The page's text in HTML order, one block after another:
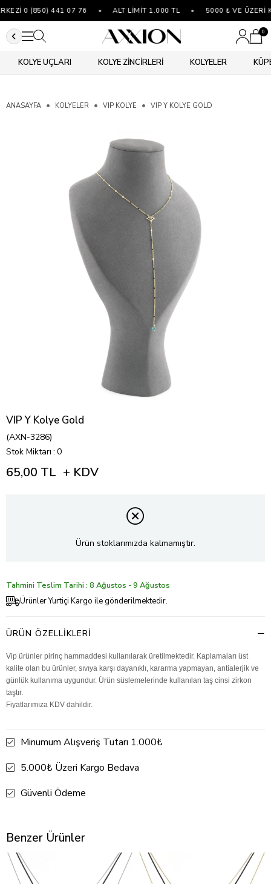
0 (850) 441 07 76 ALT LİMİT 1.000 TL 5000 ₺ VE ÜZERİ
0
KOLYE UÇLARI KOLYE ZİNCİRLERİ KOLYELER
ANASAYFA KOLYELER VIP KOLYE VIP Y KOLYE GOLD
VIP Y Kolye Gold
(AXN-3286)
Stok Miktarı : 0
65,00 TL + KDV
Ürün stoklarımızda kalmamıştır.
Tahmini Teslim Tarihi : 8 Ağustos - 9 Ağustos
Ürünler Yurtiçi Kargo ile gönderilmektedir.
ÜRÜN ÖZELLIKLERI
Vip ürünler pirinç hammaddesi kullanılarak üretilmektedir. Kaplamaları üst
kalite olan bu ürünler, sıvıya karşı dayanıklı, kararma yapmayan, antialerjik ve
günlük kullanıma uygundur. Ürün süslemelerinde kullanılan taş cinsi zirkon
taştır.
Fiyatlarımıza KDV dahildir.
Minumum Alışveriş Tutarı 1.000₺
5.000₺ Üzeri Kargo Bedava
Güvenli Ödeme
Benzer Ürünler